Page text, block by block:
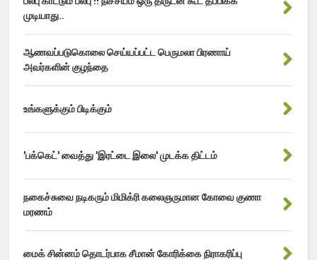
முடியாது..
ஆணவப்படுகொலை செய்யப்பட்ட பெருமலா பிரணாய்
அவர்களின் குழந்தை
உங்களுக்கும் பிடிக்கும்
'பக்கெட்' வைத்து 'இரட்டை இலை' முடக்க திட்டம்
நகைச்சுவை நடிகரும் மிமிக்ரி கலைஞருமான கோவை குணா
மரணம்
மைக் சின்னம் தொடர்பாக சீமான் கோரிக்கை நிராகரிப்பு